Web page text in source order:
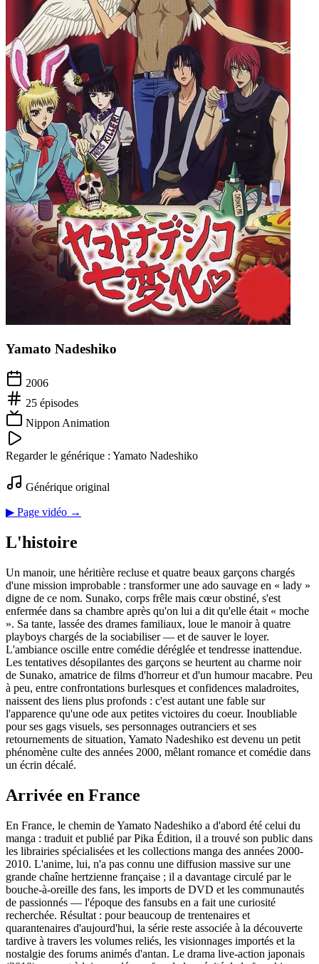
Yamato Nadeshiko
2006
25 épisodes
Nippon Animation
Regarder le générique : Yamato Nadeshiko
Générique original
▶ Page vidéo →
L'histoire
Un manoir, une héritière recluse et quatre beaux garçons chargés
d'une mission improbable : transformer une ado sauvage en « lady »
digne de ce nom. Sunako, corps frêle mais cœur obstiné, s'est
enfermée dans sa chambre après qu'on lui a dit qu'elle était « moche
». Sa tante, lassée des drames familiaux, loue le manoir à quatre
playboys chargés de la sociabiliser — et de sauver le loyer.
L'ambiance oscille entre comédie déréglée et tendresse inattendue.
Les tentatives désopilantes des garçons se heurtent au charme noir
de Sunako, amatrice de films d'horreur et d'un humour macabre. Peu
à peu, entre confrontations burlesques et confidences maladroites,
naissent des liens plus profonds : c'est autant une fable sur
l'apparence qu'une ode aux petites victoires du coeur. Inoubliable
pour ses gags visuels, ses personnages outranciers et ses
retournements de situation, Yamato Nadeshiko est devenu un petit
phénomène culte des années 2000, mêlant romance et comédie dans
un écrin décalé.
Arrivée en France
En France, le chemin de Yamato Nadeshiko a d'abord été celui du
manga : traduit et publié par Pika Édition, il a trouvé son public dans
les librairies spécialisées et les collections manga des années 2000-
2010. L'anime, lui, n'a pas connu une diffusion massive sur une
grande chaîne hertzienne française ; il a davantage circulé par le
bouche-à-oreille des fans, les imports de DVD et les communautés
de passionnés — l'époque des fansubs en a fait une curiosité
recherchée. Résultat : pour beaucoup de trentenaires et
quarantenaires d'aujourd'hui, la série reste associée à la découverte
tardive à travers les volumes reliés, les visionnages importés et la
nostalgie des forums animés d'antan. Le drama live-action japonais